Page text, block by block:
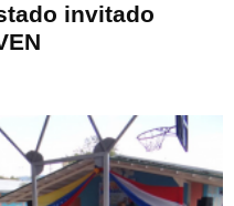
invitado